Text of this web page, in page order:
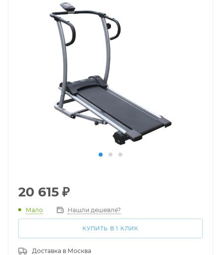
20 615 ₽
Мало Нашли дешевле?
КУПИТЬ В 1 КЛИК
Доставка в Москва